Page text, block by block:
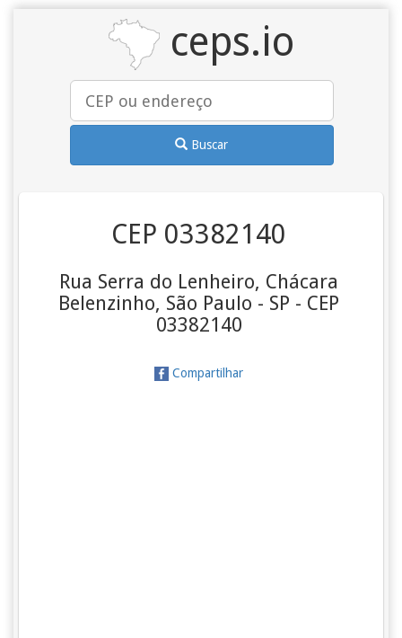
ceps.io
Buscar
CEP 03382140
Rua Serra do Lenheiro, Chácara
Belenzinho, São Paulo - SP - CEP
03382140
Compartilhar